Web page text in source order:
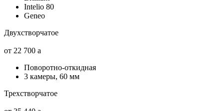
Intelio 80
Geneo
Двухстворчатое
от 22 700 a
Поворотно-откидная
3 камеры, 60 мм
Трехстворчатое